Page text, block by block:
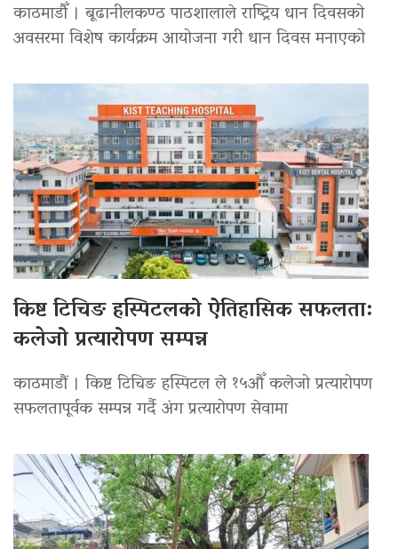
काठमाडौँ । बूढानीलकण्ठ पाठशालाले राष्ट्रिय धान दिवसको
अवसरमा विशेष कार्यक्रम आयोजना गरी धान दिवस मनाएको
किष्ट टिचिङ हस्पिटलको ऐतिहासिक सफलता:
कलेजो प्रत्यारोपण सम्पन्न
काठमाडौं । किष्ट टिचिङ हस्पिटल ले १५औँ कलेजो प्रत्यारोपण
सफलतापूर्वक सम्पन्न गर्दै अंग प्रत्यारोपण सेवामा